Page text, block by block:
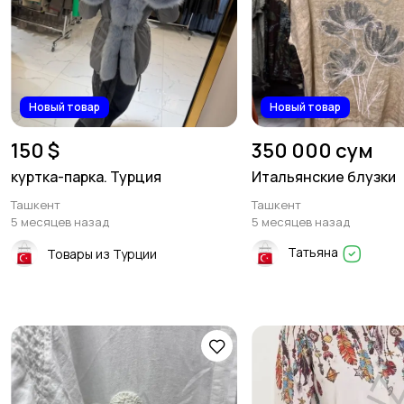
Новый товар
150 $
куртка-парка. Турция
Ташкент
5 месяцев назад
Товары из Турции
Новый товар
350 000 сум
Итальянские блузки
Ташкент
5 месяцев назад
Татьяна